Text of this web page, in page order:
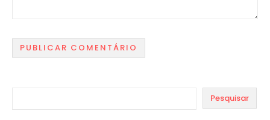
Pesquisar